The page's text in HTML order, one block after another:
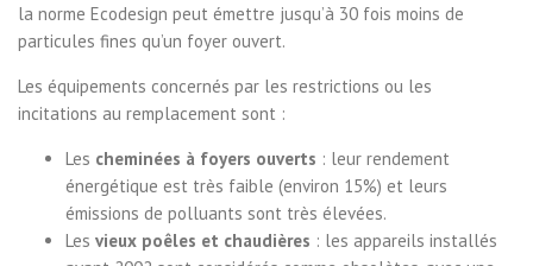
la norme Ecodesign peut émettre jusqu’à 30 fois moins de
particules fines qu’un foyer ouvert.
Les équipements concernés par les restrictions ou les
incitations au remplacement sont :
Les cheminées à foyers ouverts : leur rendement
énergétique est très faible (environ 15%) et leurs
émissions de polluants sont très élevées.
Les vieux poêles et chaudières : les appareils installés